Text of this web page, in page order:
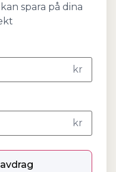
spara på dina
kr
kr